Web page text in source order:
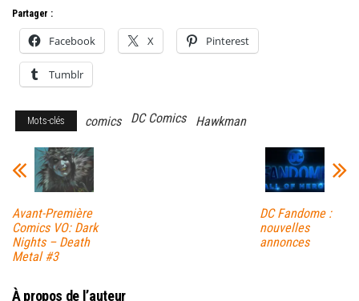
Partager :
Facebook X Pinterest
Tumblr
Mots-clés comics DC Comics Hawkman
Avant-Première
Comics VO: Dark
Nights – Death
Metal #3
DC Fandome :
nouvelles
annonces
À propos de l’auteur